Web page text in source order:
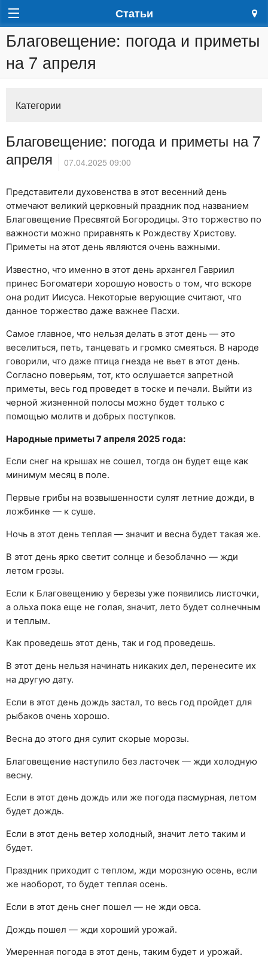
Статьи
Благовещение: погода и приметы
на 7 апреля
Категории
Благовещение: погода и приметы на 7
апреля
07.04.2025 09:00
Представители духовенства в этот весенний день
отмечают великий церковный праздник под названием
Благовещение Пресвятой Богородицы. Это торжество по
важности можно приравнять к Рождеству Христову.
Приметы на этот день являются очень важными.
Известно, что именно в этот день архангел Гавриил
принес Богоматери хорошую новость о том, что вскоре
она родит Иисуса. Некоторые верующие считают, что
данное торжество даже важнее Пасхи.
Самое главное, что нельзя делать в этот день — это
веселиться, петь, танцевать и громко смеяться. В народе
говорили, что даже птица гнезда не вьет в этот день.
Согласно поверьям, тот, кто ослушается запретной
приметы, весь год проведет в тоске и печали. Выйти из
черной жизненной полосы можно будет только с
помощью молитв и добрых поступков.
Народные приметы 7 апреля 2025 года:
Если снег на крышах не сошел, тогда он будет еще как
минимум месяц в поле.
Первые грибы на возвышенности сулят летние дожди, в
ложбинке — к суше.
Ночь в этот день теплая — значит и весна будет такая же.
В этот день ярко светит солнце и безоблачно — жди
летом грозы.
Если к Благовещению у березы уже появились листочки,
а ольха пока еще не голая, значит, лето будет солнечным
и теплым.
Как проведешь этот день, так и год проведешь.
В этот день нельзя начинать никаких дел, перенесите их
на другую дату.
Если в этот день дождь застал, то весь год пройдет для
рыбаков очень хорошо.
Весна до этого дня сулит скорые морозы.
Благовещение наступило без ласточек — жди холодную
весну.
Если в этот день дождь или же погода пасмурная, летом
будет дождь.
Если в этот день ветер холодный, значит лето таким и
будет.
Праздник приходит с теплом, жди морозную осень, если
же наоборот, то будет теплая осень.
Если в этот день снег пошел — не жди овса.
Дождь пошел — жди хороший урожай.
Умеренная погода в этот день, таким будет и урожай.